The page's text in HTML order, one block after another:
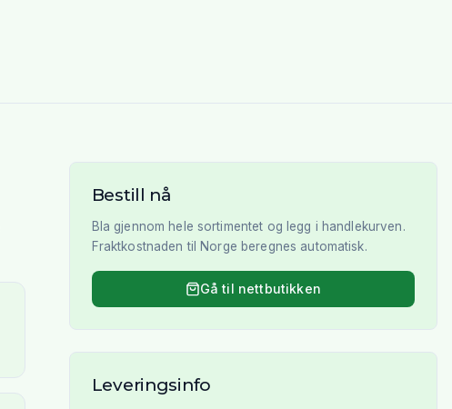
Bestill nå
Bla gjennom hele sortimentet og legg i handlekurven.
Fraktkostnaden til Norge beregnes automatisk.
Gå til nettbutikken
Leveringsinfo